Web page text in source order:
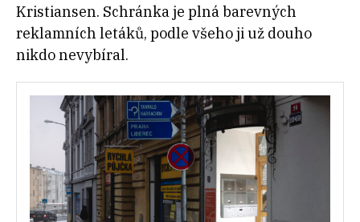
Kristiansen. Schránka je plná barevných
reklamních letáků, podle všeho ji už douho
nikdo nevybíral.